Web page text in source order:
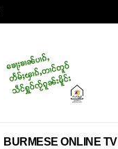
BURMESE ONLINE TV